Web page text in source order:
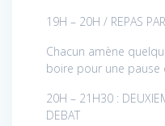
19H – 20H / REPAS
Chacun amène
boire pour une pause
20H – 21H30 :
DEBAT